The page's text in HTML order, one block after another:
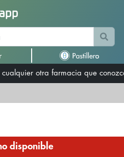
otra farmacia que
disponible